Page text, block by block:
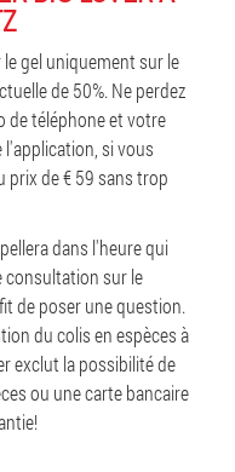
gel uniquement sur le
de 50%. Ne perdez
de téléphone et votre
si vous
prix de € 59 sans trop
dans l'heure qui
consultation sur le
de poser une question.
du colis en espèces à
exclut la possibilité de
ou une carte bancaire